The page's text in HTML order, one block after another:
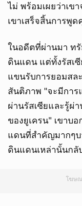
ไม่ พร้อมเผยว่าเข
เขาเสร็จสิ้นการพู
ในอดีตที่ผ่านมา ทรั
ดินแดน แต่ทั้งรัสเซี
แขนรับการยอมสล
สันติภาพ "จะมีการ
ผ่านรัสเซียและรู้ผ่
ของยูเครน" เขาบ
แดนที่สำคัญมากๆบ
ดินแดนเหล่านั้นกลั
โฆษณ